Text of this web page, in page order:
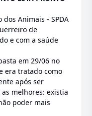
Animais - SPDA
de
e com a saúde
em 29/06 no
era tratado como
após ser
melhores: existia
poder mais